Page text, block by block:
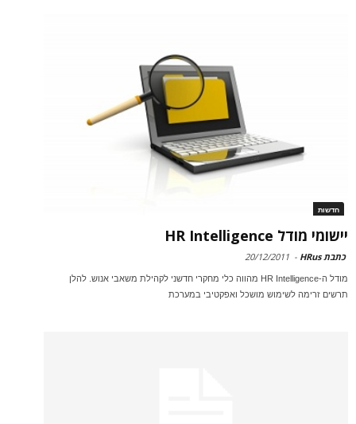
חדשות
יישומי מודל HR Intelligence
כתבת HRus -
20/12/2011
מודל ה-HR Intelligence מהווה כלי מחקרי חדשני לקהילת משאבי אנוש. להלן
תרשים זרימה לשימוש מושכל ואפקטיבי במערכת